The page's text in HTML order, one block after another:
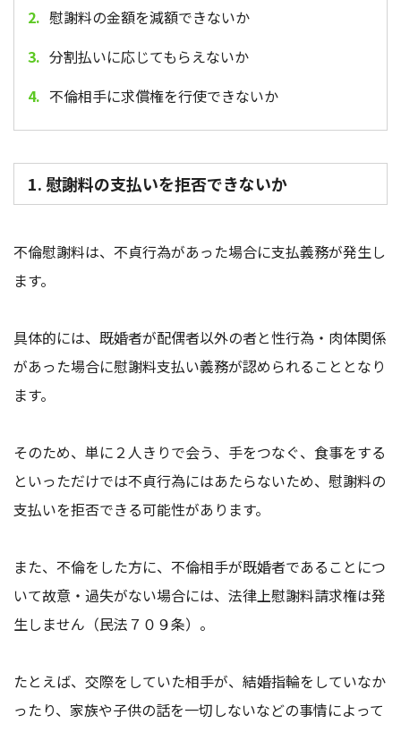
慰謝料の金額を減額できないか
分割払いに応じてもらえないか
不倫相手に求償権を行使できないか
1. 慰謝料の支払いを拒否できないか
不倫慰謝料は、 不貞行為があった場合に支払義務が発生し
ます。
具体的には、既婚者が配偶者以外の者と性行為・肉体関係
があった場合に慰謝料支払い義務が認められることとなり
ます。
そのため、単に２人きりで会う、手をつなぐ、食事をする
といっただけでは不貞行為にはあたらないため、慰謝料の
支払いを拒否できる可能性があります。
また、不倫をした方に、不倫相手が既婚者であることにつ
いて故意・過失がない場合には、法律上慰謝料請求権は発
生しません（民法７０９条）。
たとえば、交際をしていた相手が、結婚指輪をしていなか
ったり、家族や子供の話を一切しないなどの事情によって